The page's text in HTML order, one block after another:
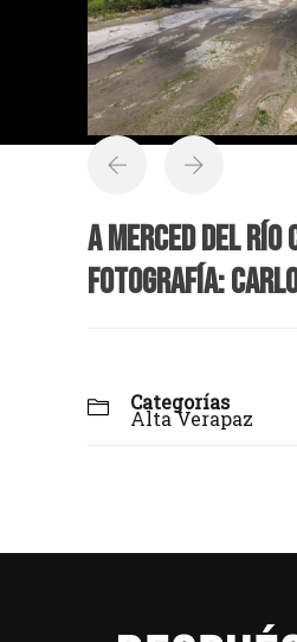
A merced del río
Fotografía:
Categorías
Alta Verapaz